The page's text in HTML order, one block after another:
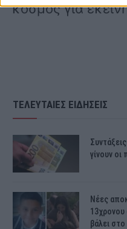
κόσμος για
ΤΕΛΕΥΤΑΙΕΣ ΕΙΔΗΣΕΙΣ
γίνουν
Νέες
13χρονου
βάλει στο